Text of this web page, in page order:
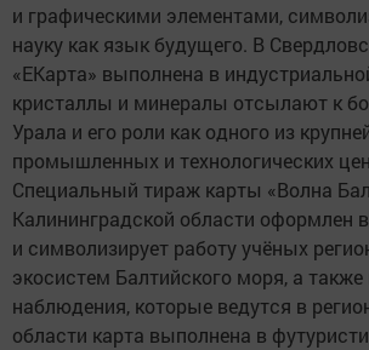
и графическими элементами,
науку как язык будущего. В
«ЕКарта» выполнена в
кристаллы и минералы отсылают к
Урала и его роли как одного из
промышленных и технологических
Специальный тираж карты «Волна
Калининградской области оформлен
и символизирует работу учёных
экосистем Балтийского моря, а
наблюдения, которые ведутся в
области карта выполнена в